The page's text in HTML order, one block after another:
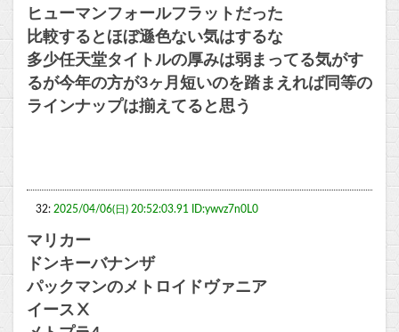
ヒューマンフォールフラットだった
比較するとほぼ遜色ない気はするな
多少任天堂タイトルの厚みは弱まってる気がす
るが今年の方が3ヶ月短いのを踏まえれば同等の
ラインナップは揃えてると思う
32: 2025/04/06(日) 20:52:03.91 ID:ywvz7n0L0
マリカー
ドンキーバナンザ
パックマンのメトロイドヴァニア
イースⅩ